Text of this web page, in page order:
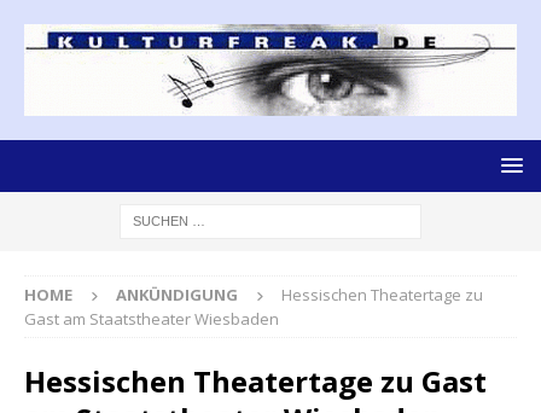
HOME ANKÜNDIGUNG
Hessischen Theatertage zu
Gast am Staatstheater Wiesbaden
Hessischen Theatertage zu Gast